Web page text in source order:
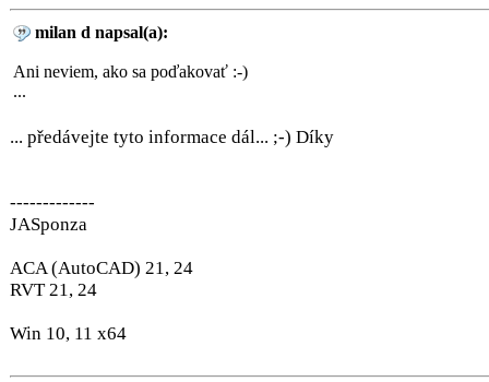
milan d napsal(a):
Ani neviem, ako sa poďakovať :-)
...
... předávejte tyto informace dál... ;-) Díky
-------------
JASponza
ACA (AutoCAD) 21, 24
RVT 21, 24
Win 10, 11 x64